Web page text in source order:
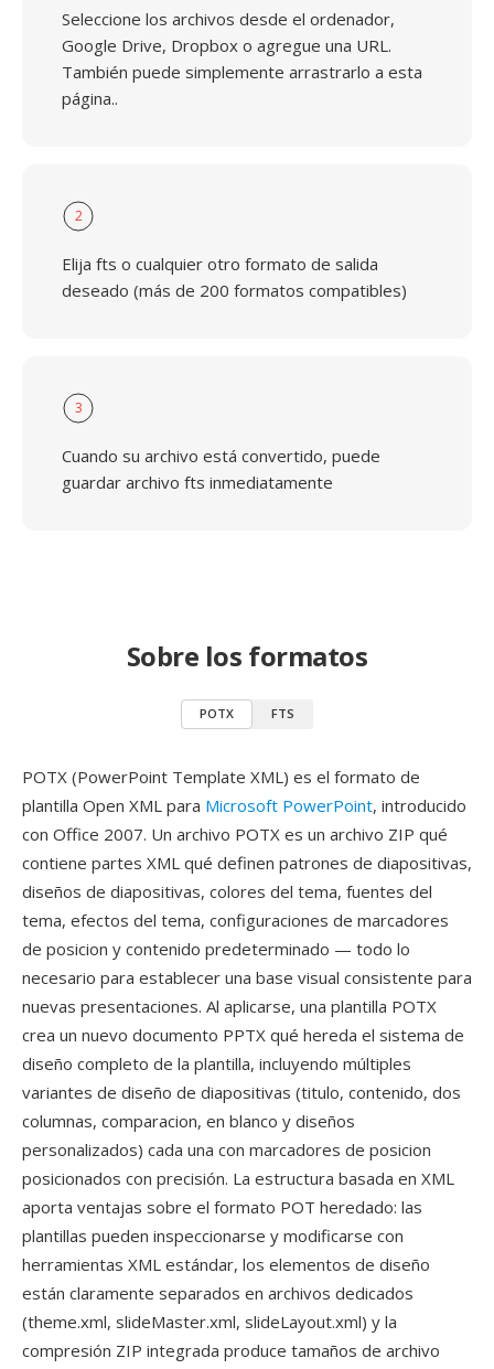
Seleccione los archivos desde el ordenador,
Google Drive, Dropbox o agregue una URL.
También puede simplemente arrastrarlo a esta
página..
2
Elija fts o cualquier otro formato de salida
deseado (más de 200 formatos compatibles)
3
Cuando su archivo está convertido, puede
guardar archivo fts inmediatamente
Sobre los formatos
POTX FTS
POTX (PowerPoint Template XML) es el formato de
plantilla Open XML para Microsoft PowerPoint, introducido
con Office 2007. Un archivo POTX es un archivo ZIP qué
contiene partes XML qué definen patrones de diapositivas,
diseños de diapositivas, colores del tema, fuentes del
tema, efectos del tema, configuraciones de marcadores
de posicion y contenido predeterminado — todo lo
necesario para establecer una base visual consistente para
nuevas presentaciones. Al aplicarse, una plantilla POTX
crea un nuevo documento PPTX qué hereda el sistema de
diseño completo de la plantilla, incluyendo múltiples
variantes de diseño de diapositivas (titulo, contenido, dos
columnas, comparacion, en blanco y diseños
personalizados) cada una con marcadores de posicion
posicionados con precisión. La estructura basada en XML
aporta ventajas sobre el formato POT heredado: las
plantillas pueden inspeccionarse y modificarse con
herramientas XML estándar, los elementos de diseño
están claramente separados en archivos dedicados
(theme.xml, slideMaster.xml, slideLayout.xml) y la
compresión ZIP integrada produce tamaños de archivo